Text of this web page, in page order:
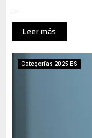
Leer más
Categorías 2025 ES